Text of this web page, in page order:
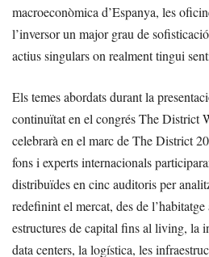
macroeconòmica d’Espanya, les
l’inversor un major grau de
actius singulars on realment tingui
Els temes abordats durant la
continuïtat en el congrés The District
celebrarà en el marc de The District
fons i experts internacionals
distribuïdes en cinc auditoris per
redefinint el mercat, des de
estructures de capital fins al living, la
data centers, la logística, les